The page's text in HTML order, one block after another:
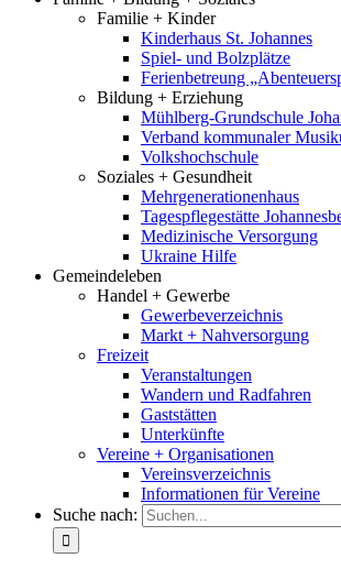
Familie + Kinder
Kinderhaus St. Johannes
Spiel- und Bolzplätze
Ferienbetreung
Bildung + Erziehung
Mühlberg-Grundschule
Verband kommunaler
Volkshochschule
Soziales + Gesundheit
Mehrgenerationenhaus
Tagespflegestätte
Medizinische Versorgung
Ukraine Hilfe
Gemeindeleben
Handel + Gewerbe
Gewerbeverzeichnis
Markt + Nahversorgung
Freizeit
Veranstaltungen
Wandern und Radfahren
Gaststätten
Unterkünfte
Vereine + Organisationen
Vereinsverzeichnis
Informationen für Vereine
Suche nach: